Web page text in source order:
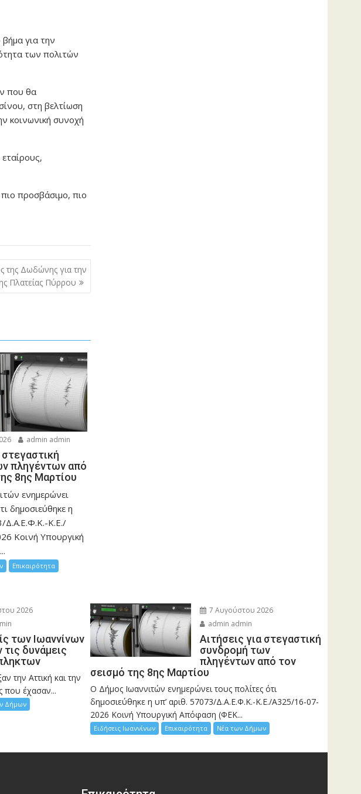
για την
των πολιτών
που θα
στη βελτίωση
κοινωνική συνοχή
προσβάσιμο, πιο
της Δωδώνης για την
Πλατείας Πύρρου
admin admin
στεγαστική
πληγέντων από
8ης Μαρτίου
ενημερώνει
δημοσιεύθηκε η
Δ.Α.Ε.Φ.Κ.-Κ.Ε./
Κοινή Υπουργική
Επικαιρότητα
2026
των Ιωαννίνων
δυνάμεις
την Αττική και την
που έχασαν...
Δήμων
7 Αυγούστου 2026
admin admin
Αιτήσεις για στεγαστική
συνδρομή των
πληγέντων από τον
σεισμό της 8ης Μαρτίου
Ο Δήμος Ιωαννιτών ενημερώνει τους πολίτες ότι
δημοσιεύθηκε η υπ’ αριθ. 57073/Δ.Α.Ε.Φ.Κ.-Κ.Ε./Α325/16-07-
2026 Κοινή Υπουργική Απόφαση (ΦΕΚ...
Ειδήσεις Ιωαννίνων Επικαιρότητα Νέα των Δήμων